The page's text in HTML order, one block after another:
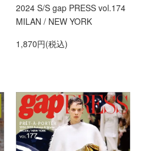
2024 S/S gap PRESS vol.174
MILAN / NEW YORK
1,870円(税込)